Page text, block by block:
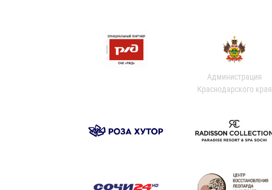
Администрация
Краснодарского края